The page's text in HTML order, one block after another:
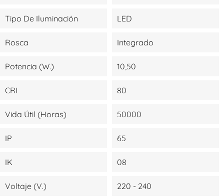
Tipo De Iluminación LED
Rosca Integrado
Potencia (W.) 10,50
CRI 80
Vida Útil (Horas) 50000
IP 65
IK 08
Voltaje (V.) 220 - 240